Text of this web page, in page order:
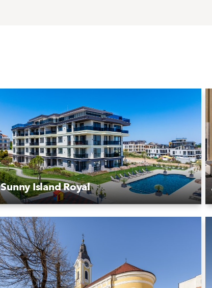
Sunny Island Royal